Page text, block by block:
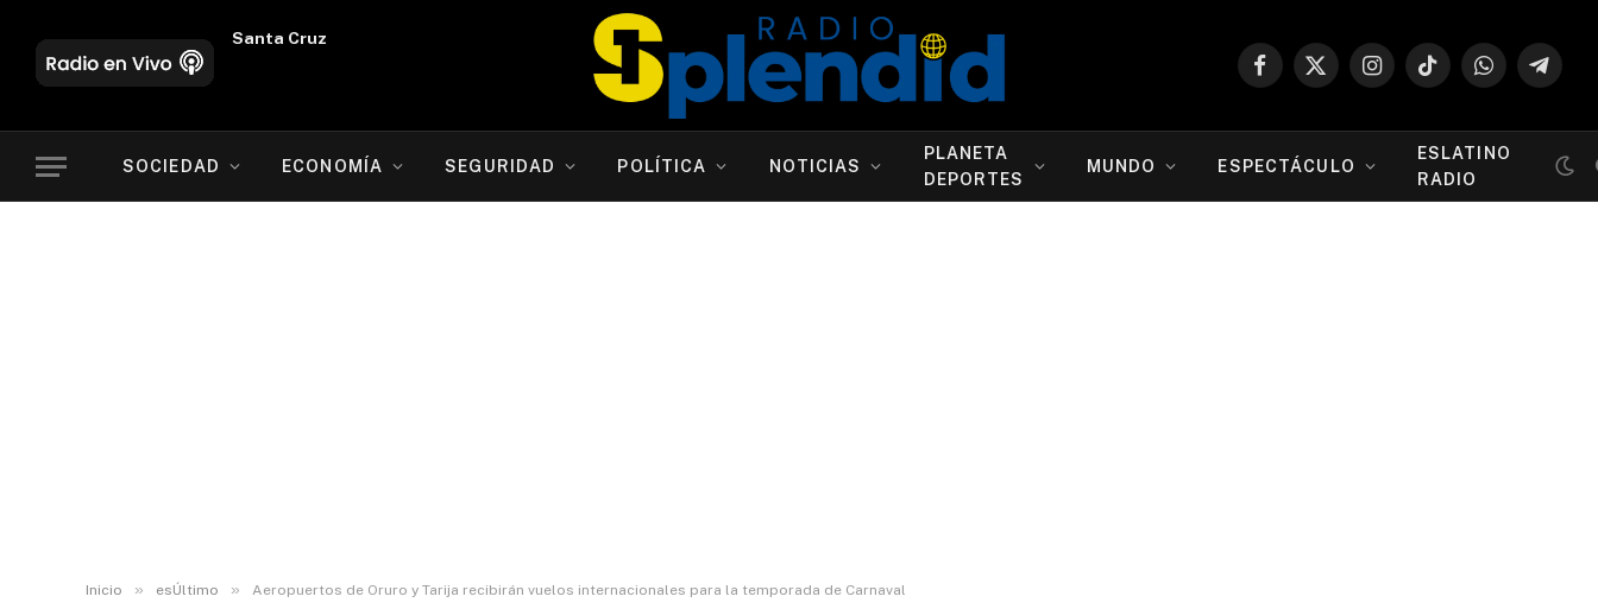
Oruro
Facebook
X
InstagramTikTokWhatsApp
SOCIEDAD ECONOMÍA SEGURIDAD POLÍTICA NOTICIAS
PLANETA
DEPORTES
MUNDO ESPECTÁCULO
ESLATINO
RADIO
Inicio » esÚltimo » Aeropuertos de Oruro y Tarija recibirán vuelos internacionales para la temporada de Carnaval